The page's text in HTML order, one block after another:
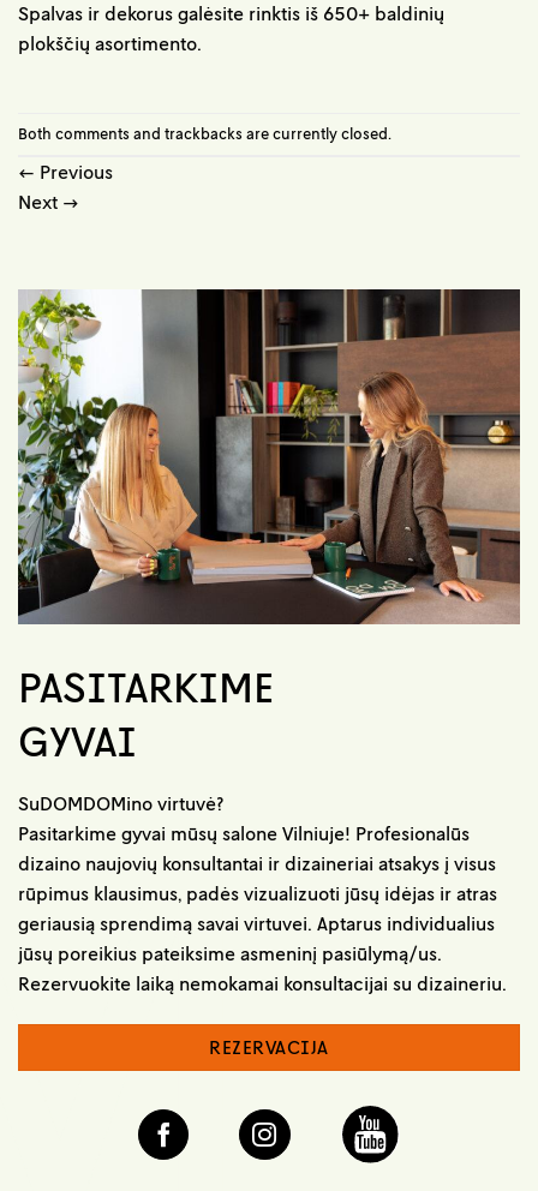
Spalvas ir dekorus galėsite rinktis iš 650+ baldinių
plokščių asortimento.
Both comments and trackbacks are currently closed.
← Previous
Next →
PASITARKIME
GYVAI
SuDOMDOMino virtuvė?
Pasitarkime gyvai mūsų salone Vilniuje! Profesionalūs
dizaino naujovių konsultantai ir dizaineriai atsakys į visus
rūpimus klausimus, padės vizualizuoti jūsų idėjas ir atras
geriausią sprendimą savai virtuvei. Aptarus individualius
jūsų poreikius pateiksime asmeninį pasiūlymą/us.
Rezervuokite laiką nemokamai konsultacijai su dizaineriu.
REZERVACIJA